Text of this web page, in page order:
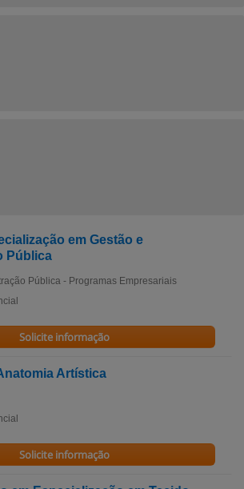
em Gestão e
Pública
Pública - Programas Empresariais
Solicite informação
Artística
Solicite informação